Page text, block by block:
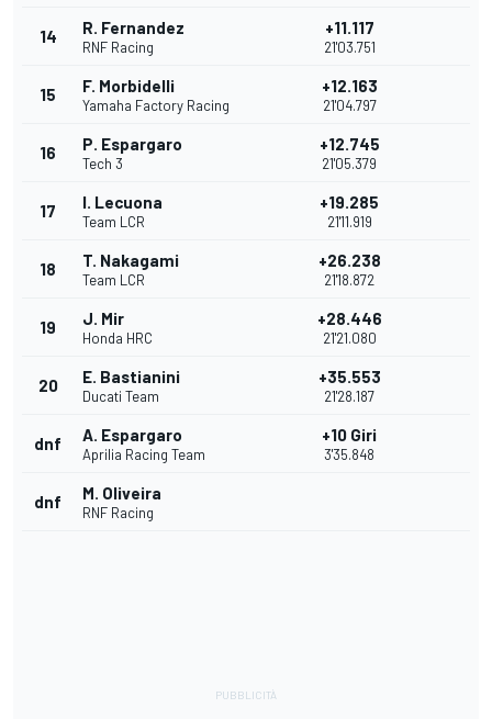
14 R. Fernandez
RNF Racing
+11.117
21'03.751
15 F. Morbidelli
Yamaha Factory Racing
+12.163
21'04.797
16 P. Espargaro
Tech 3
+12.745
21'05.379
17 I. Lecuona
Team LCR
+19.285
21'11.919
18 T. Nakagami
Team LCR
+26.238
21'18.872
19 J. Mir
Honda HRC
+28.446
21'21.080
20 E. Bastianini
Ducati Team
+35.553
21'28.187
dnf A. Espargaro
Aprilia Racing Team
+10 Giri
3'35.848
dnf M. Oliveira
RNF Racing